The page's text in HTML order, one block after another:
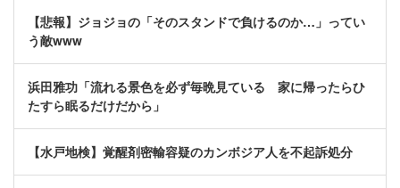
【悲報】ジョジョの「そのスタンドで負けるのか…」ってい
う敵www
浜田雅功「流れる景色を必ず毎晩見ている 家に帰ったらひ
たすら眠るだけだから」
【水戸地検】覚醒剤密輸容疑のカンボジア人を不起訴処分